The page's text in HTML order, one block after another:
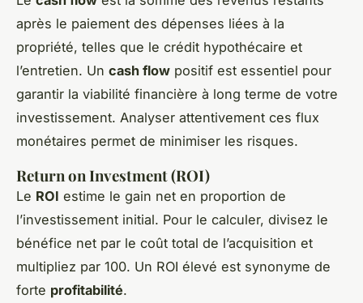
après le paiement des dépenses liées à la
propriété, telles que le crédit hypothécaire et
l’entretien. Un cash flow positif est essentiel pour
garantir la viabilité financière à long terme de votre
investissement. Analyser attentivement ces flux
monétaires permet de minimiser les risques.
Return on Investment (ROI)
Le ROI estime le gain net en proportion de
l’investissement initial. Pour le calculer, divisez le
bénéfice net par le coût total de l’acquisition et
multipliez par 100. Un ROI élevé est synonyme de
forte profitabilité.